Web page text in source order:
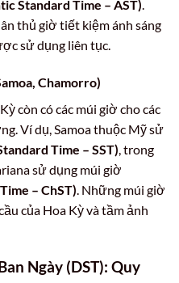
Standard Time – AST).
thủ giờ tiết kiệm ánh sáng
sử dụng liên tục.
Chamorro)
còn có các múi giờ cho các
Ví dụ, Samoa thuộc Mỹ sử
Time – SST) , trong
sử dụng múi giờ
– ChST) . Những múi giờ
của Hoa Kỳ và tầm ảnh
Ngày (DST): Quy